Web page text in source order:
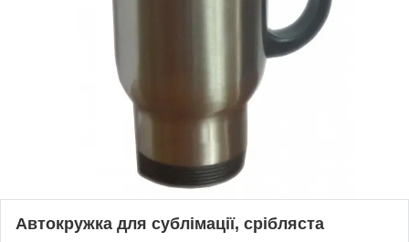
Автокружка для сублімації, срібляста